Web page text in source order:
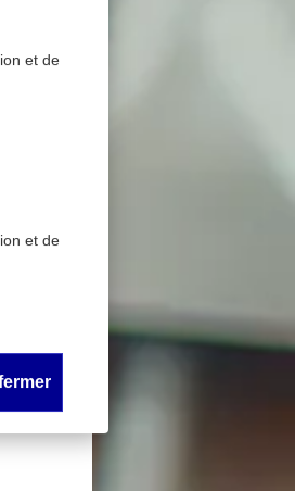
et de
et de